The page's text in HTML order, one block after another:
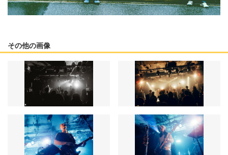
その他の画像